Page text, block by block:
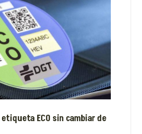
ECO sin cambiar de